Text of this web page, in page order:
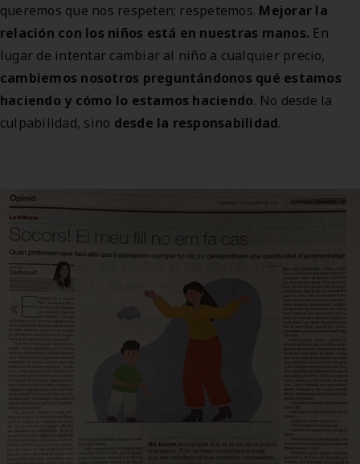
queremos que nos respeten; respetemos. Mejorar la
relación con los niños está en nuestras manos. En
lugar de intentar cambiar al niño a cualquier precio,
cambiemos nosotros preguntándonos qué estamos
haciendo y cómo lo estamos haciendo. No desde la
culpabilidad, sino desde la responsabilidad.